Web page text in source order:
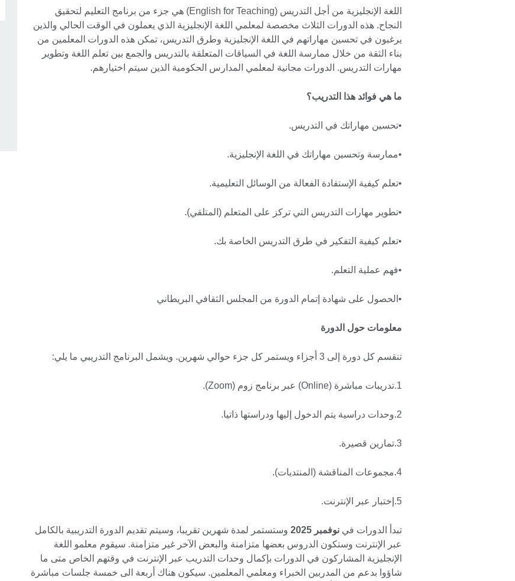
اللغة الإنجليزية من أجل التدريس (English for Teaching) هي جزء من برنامج التعليم لتحقيق
النجاح. هذه الدورات الثلاث مخصصة لمعلمي اللغة الإنجليزية الذي يعملون في الوقت الحالي والذين
يرغبون في تحسين مهاراتهم في اللغة الإنجليزية وطرق التدريس، تمكن هذه الدورات المعلمين من
بناء الثقة من خلال ممارسة اللغة في السياقات المتعلقة بالتدريس والجمع بين تعلم اللغة وتطوير
مهارات التدريس. الدورات مجانية لمعلمي المدارس الحكومية الذين سيتم اختيارهم.
ما هي فوائد هذا التدريب؟
•تحسين مهاراتك في التدريس.
•ممارسة وتحسين مهاراتك في اللغة الإنجليزية.
•تعلم كيفية الإستفادة الفعالة من الوسائل التعليمية.
•تطوير مهارات التدريس التي تركز على المتعلم (المتلقي).
•تعلم كيفية التفكير في طرق التدريس الخاصة بك.
•فهم عملية التعلم.
•الحصول على شهادة إتمام الدورة من المجلس الثقافي البريطاني
معلومات حول الدورة
تنقسم كل دورة إلى 3 أجزاء ويستمر كل جزء حوالي شهرين. ويشمل البرنامج التدريبي ما يلي:
1.تدريبات مباشرة (Online) عبر برنامج زوم (Zoom).
2.وحدات دراسية يتم الدخول إليها ودراستها ذاتيا.
3.تمارين قصيرة.
4.مجموعات المناقشة (المنتديات).
5.إختبار عبر الإنترنت.
تبدأ الدورات في نوفمبر 2025
وستستمر لمدة شهرين تقريبا، وسيتم تقديم الدورة التدريبية بالكامل
عبر الإنترنت وستكون الدروس بعضها متزامنة والبعض الآخر غير متزامنة. سيقوم معلمو اللغة
الإنجليزية المشاركون في الدورات بإكمال وحدات التدريب عبر الإنترنت في وقتهم الخاص متى ما
شاؤوا بدعم من المدربين الخبراء ومعلمي المعلمين. سيكون هناك أربعة الى خمسة جلسات مباشرة